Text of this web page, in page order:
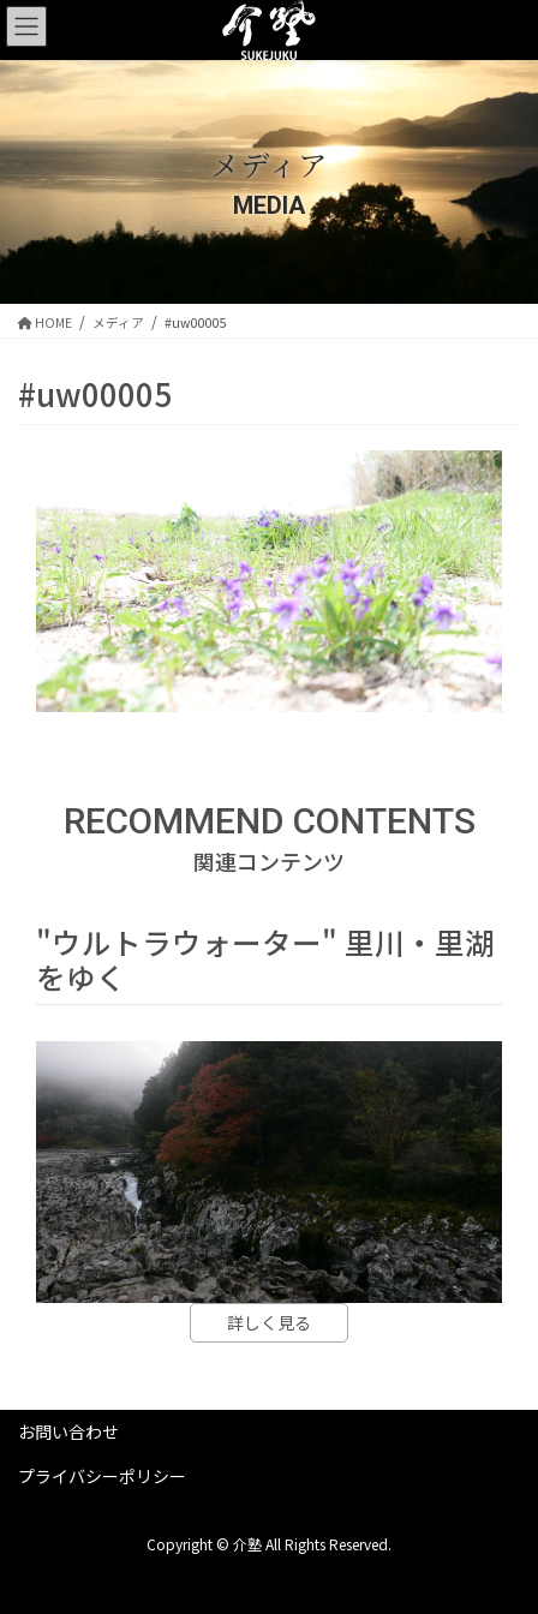
コ
ン
テ
ン
に
移
動
ナ
ビ
ゲ
ー
ョ
ン
に
メディア
MEDIA
HOME メディア #uw00005
#uw00005
RECOMMEND CONTENTS
関連コンテンツ
"ウルトラウォーター" 里川・里湖
をゆく
詳しく見る
お問い合わせ
プライバシーポリシー
Copyright © 介塾 All Rights Reserved.